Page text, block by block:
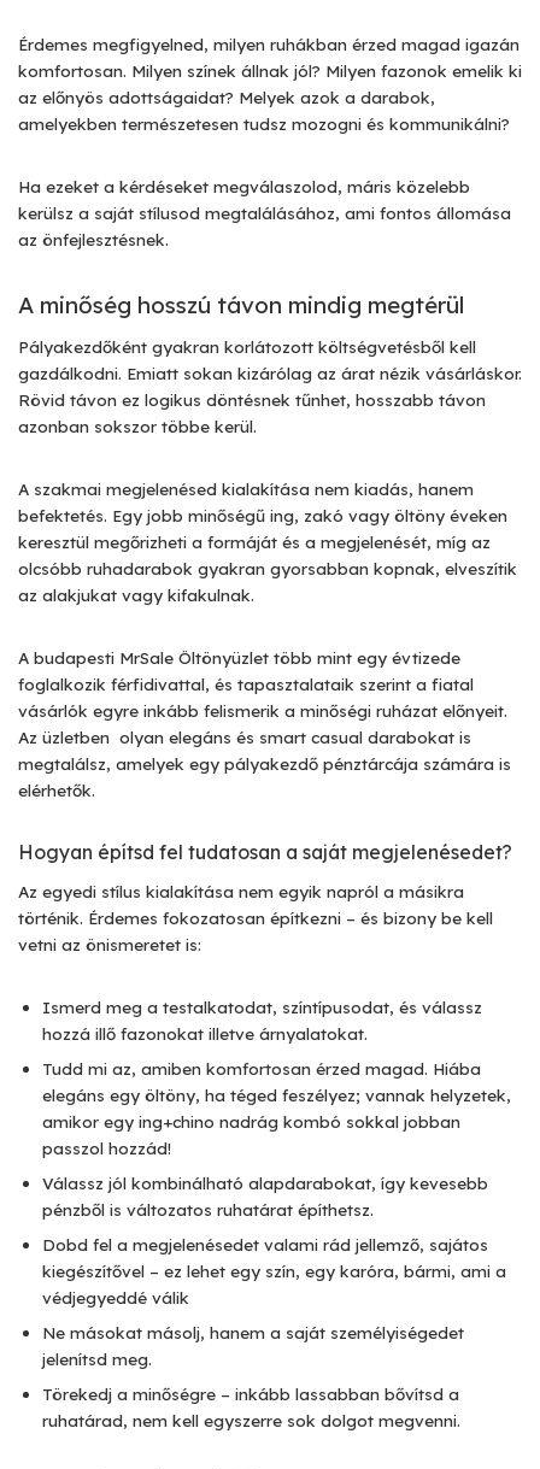
Érdemes megfigyelned, milyen ruhákban érzed magad igazán
komfortosan. Milyen színek állnak jól? Milyen fazonok emelik ki
az előnyös adottságaidat? Melyek azok a darabok,
amelyekben természetesen tudsz mozogni és kommunikálni?
Ha ezeket a kérdéseket megválaszolod, máris közelebb
kerülsz a saját stílusod megtalálásához, ami fontos állomása
az önfejlesztésnek.
A minőség hosszú távon mindig megtérül
Pályakezdőként gyakran korlátozott költségvetésből kell
gazdálkodni. Emiatt sokan kizárólag az árat nézik vásárláskor.
Rövid távon ez logikus döntésnek tűnhet, hosszabb távon
azonban sokszor többe kerül.
A szakmai megjelenésed kialakítása nem kiadás, hanem
befektetés. Egy jobb minőségű ing, zakó vagy öltöny éveken
keresztül megőrizheti a formáját és a megjelenését, míg az
olcsóbb ruhadarabok gyakran gyorsabban kopnak, elveszítik
az alakjukat vagy kifakulnak.
A budapesti MrSale Öltönyüzlet több mint egy évtizede
foglalkozik férfidivattal, és tapasztalataik szerint a fiatal
vásárlók egyre inkább felismerik a minőségi ruházat előnyeit.
Az üzletben olyan elegáns és smart casual darabokat is
megtalálsz, amelyek egy pályakezdő pénztárcája számára is
elérhetők.
Hogyan építsd fel tudatosan a saját megjelenésedet?
Az egyedi stílus kialakítása nem egyik napról a másikra
történik. Érdemes fokozatosan építkezni – és bizony be kell
vetni az önismeretet is:
Ismerd meg a testalkatodat, színtípusodat, és válassz
hozzá illő fazonokat illetve árnyalatokat.
Tudd mi az, amiben komfortosan érzed magad. Hiába
elegáns egy öltöny, ha téged feszélyez; vannak helyzetek,
amikor egy ing+chino nadrág kombó sokkal jobban
passzol hozzád!
Válassz jól kombinálható alapdarabokat, így kevesebb
pénzből is változatos ruhatárat építhetsz.
Dobd fel a megjelenésedet valami rád jellemző, sajátos
kiegészítővel – ez lehet egy szín, egy karóra, bármi, ami a
védjegyeddé válik
Ne másokat másolj, hanem a saját személyiségedet
jelenítsd meg.
Törekedj a minőségre – inkább lassabban bővítsd a
ruhatárad, nem kell egyszerre sok dolgot megvenni.